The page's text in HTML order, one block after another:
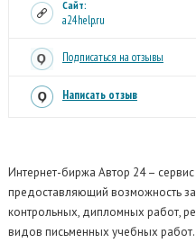
Сайт:
a24help.ru
Подписаться на отзывы
Написать отзыв
Интернет-биржа Автор 24 –
предоставляющий возможность
контрольных, дипломных работ,
видов письменных учебных